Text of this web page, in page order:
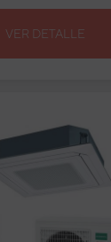
VER DETALLE